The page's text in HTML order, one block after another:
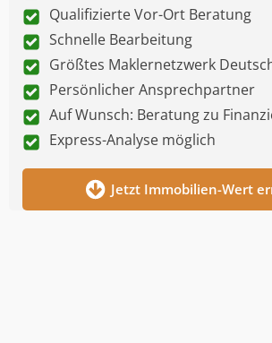
Qualifizierte Vor-Ort Beratung
Schnelle Bearbeitung
Größtes Maklernetzwerk
Persönlicher Ansprechpartner
Auf Wunsch: Beratung zu
Express-Analyse möglich
Jetzt Immobilien-Wert